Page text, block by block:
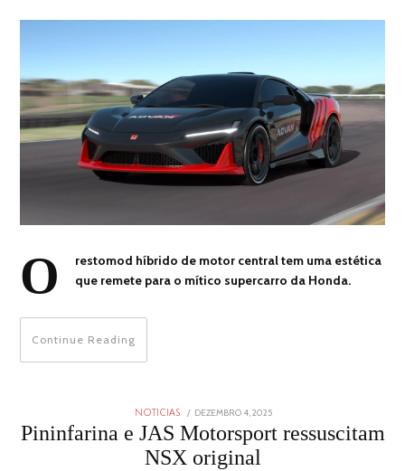
O
restomod híbrido de motor central tem uma estética
que remete para o mítico supercarro da Honda.
Continue Reading
NOTICIAS
POSTED
ON
DEZEMBRO 4, 2025
4,
2025
Pininfarina e JAS Motorsport ressuscitam
NSX original